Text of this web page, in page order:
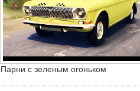
Парни с зеленым огоньком